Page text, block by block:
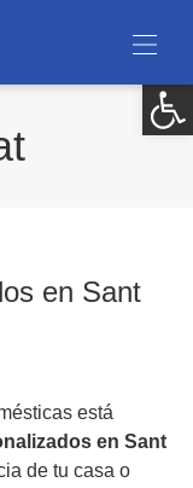
en Sant
está
en Sant
de tu casa o